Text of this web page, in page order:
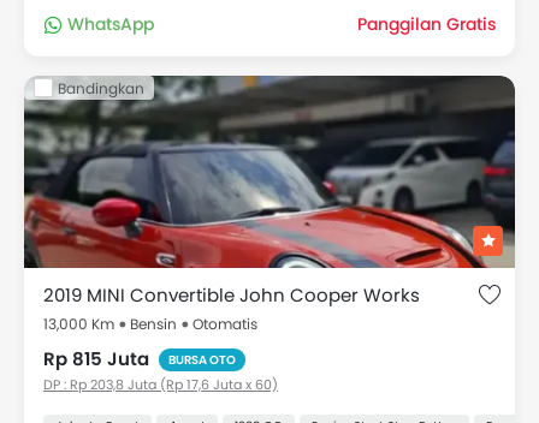
WhatsApp Panggilan Gratis
Bandingkan
2019 MINI Convertible John Cooper Works
13,000 Km Bensin Otomatis
Rp 815 Juta BURSA OTO
DP : Rp 203,8 Juta (Rp 17,6 Juta x 60)